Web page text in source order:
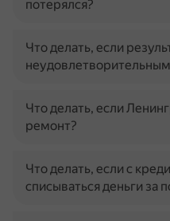
потерялся?
Что делать, если
Что делать, если
ремонт?
Что делать, если с
списываться деньги за